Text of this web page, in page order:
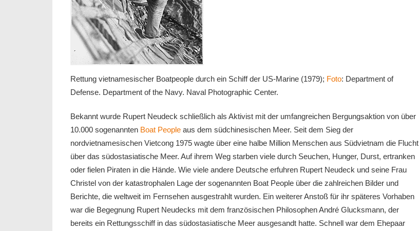
Rettung vietnamesischer Boatpeople durch ein Schiff der US-Marine (1979); Foto: Department of
Defense. Department of the Navy. Naval Photographic Center.
Bekannt wurde Rupert Neudeck schließlich als Aktivist mit der umfangreichen Bergungsaktion von über
10.000 sogenannten Boat People aus dem südchinesischen Meer. Seit dem Sieg der
nordvietnamesischen Vietcong 1975 wagte über eine halbe Million Menschen aus Südvietnam die Flucht
über das südostasiatische Meer. Auf ihrem Weg starben viele durch Seuchen, Hunger, Durst, ertranken
oder fielen Piraten in die Hände. Wie viele andere Deutsche erfuhren Rupert Neudeck und seine Frau
Christel von der katastrophalen Lage der sogenannten Boat People über die zahlreichen Bilder und
Berichte, die weltweit im Fernsehen ausgestrahlt wurden. Ein weiterer Anstoß für ihr späteres Vorhaben
war die Begegnung Rupert Neudecks mit dem französischen Philosophen André Glucksmann, der
bereits ein Rettungsschiff in das südostasiatische Meer ausgesandt hatte. Schnell war dem Ehepaar